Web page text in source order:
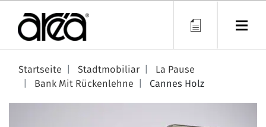
Startseite Stadtmobiliar
La Pause
Bank Mit Rückenlehne
Cannes Holz